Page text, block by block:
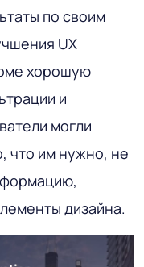
по своим
UX
хорошую
и
могли
что им нужно, не
дизайна.